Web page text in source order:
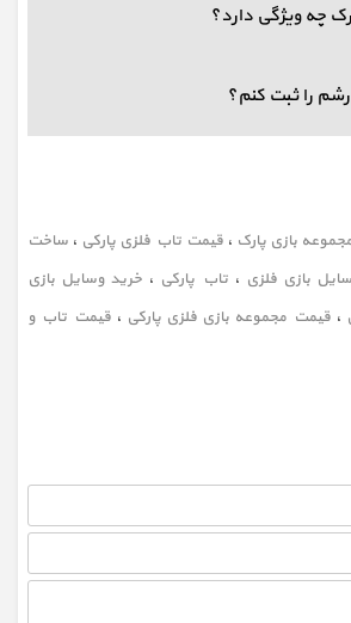
چه ویژگی دارد؟
را ثبت کنم؟
بازی پارک ، قیمت تاب فلزی پارکی ، ساخت
بازی فلزی ، تاب پارکی ، خرید وسایل بازی
،قیمت مجموعه بازی فلزی پارکی ، قیمت تاب و